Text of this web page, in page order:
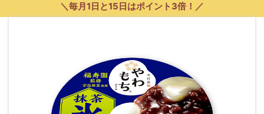
＼毎月1日と15日はポイント3倍！／